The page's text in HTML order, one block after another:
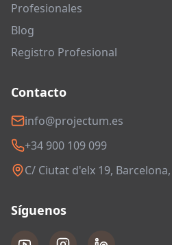
Profesionales
Blog
Registro Profesional
Contacto
info@projectum.es
+34 900 109 099
C/ Ciutat d'elx 19,
Síguenos